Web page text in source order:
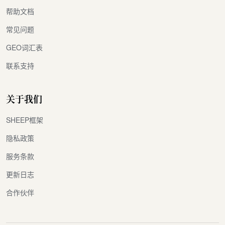
帮助文档
常见问题
GEO词汇表
联系支持
关于我们
SHEEP框架
隐私政策
服务条款
更新日志
合作伙伴